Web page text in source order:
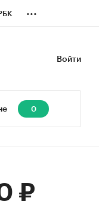
...
Войти
0
₽